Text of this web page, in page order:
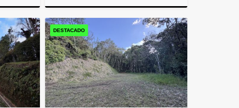
Venta Venta
$700.000.000
DESTACADO